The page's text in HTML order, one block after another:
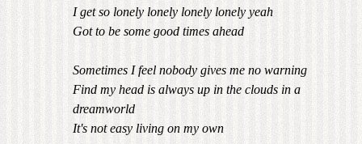
I get so lonely lonely lonely lonely yeah
Got to be some good times ahead
Sometimes I feel nobody gives me no warning
Find my head is always up in the clouds in a
dreamworld
It's not easy living on my own